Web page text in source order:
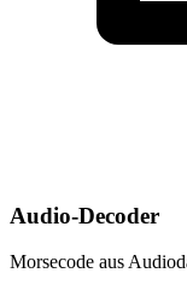
Audio-Decoder
Morsecode aus